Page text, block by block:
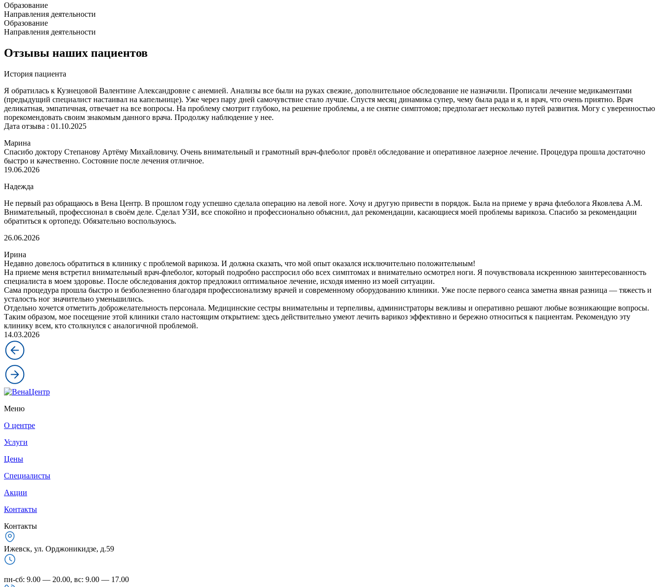
Образование
Направления деятельности
Образование
Направления деятельности
Отзывы наших пациентов
История пациента
Я обратилась к Кузнецовой Валентине Александровне с анемией. Анализы все были на руках свежие, дополнительное обследование не назначили. Прописали лечение медикаментами
(предыдущий специалист настаивал на капельнице). Уже через пару дней самочувствие стало лучше. Спустя месяц динамика супер, чему была рада и я, и врач, что очень приятно. Врач
деликатная, эмпатичная, отвечает на все вопросы. На проблему смотрит глубоко, на решение проблемы, а не снятие симптомов; предполагает несколько путей развития. Могу с уверенностью
порекомендовать своим знакомым данного врача. Продолжу наблюдение у нее.
Дата отзыва : 01.10.2025
Марина
Спасибо доктору Степанову Артёму Михайловичу. Очень внимательный и грамотный врач-флеболог провёл обследование и оперативное лазерное лечение. Процедура прошла достаточно
быстро и качественно. Состояние после лечения отличное.
19.06.2026
Надежда
Не первый раз обращаюсь в Вена Центр. В прошлом году успешно сделала операцию на левой ноге. Хочу и другую привести в порядок. Была на приеме у врача флеболога Яковлева А.М.
Внимательный, профессионал в своём деле. Сделал УЗИ, все спокойно и профессионально объяснил, дал рекомендации, касающиеся моей проблемы варикоза. Спасибо за рекомендации
обратиться к ортопеду. Обязательно воспользуюсь.
26.06.2026
Ирина
Недавно довелось обратиться в клинику с проблемой варикоза. И должна сказать, что мой опыт оказался исключительно положительным!
На приеме меня встретил внимательный врач-флеболог, который подробно расспросил обо всех симптомах и внимательно осмотрел ноги. Я почувствовала искреннюю заинтересованность
специалиста в моем здоровье. После обследования доктор предложил оптимальное лечение, исходя именно из моей ситуации.
Сама процедура прошла быстро и безболезненно благодаря профессионализму врачей и современному оборудованию клиники. Уже после первого сеанса заметна явная разница — тяжесть и
усталость ног значительно уменьшились.
Отдельно хочется отметить доброжелательность персонала. Медицинские сестры внимательны и терпеливы, администраторы вежливы и оперативно решают любые возникающие вопросы.
Таким образом, мое посещение этой клиники стало настоящим открытием: здесь действительно умеют лечить варикоз эффективно и бережно относиться к пациентам. Рекомендую эту
клинику всем, кто столкнулся с аналогичной проблемой.
14.03.2026
Меню
О центре
Услуги
Цены
Специалисты
Акции
Контакты
Контакты
Ижевск, ул. Орджоникидзе, д.59
пн-сб: 9.00 — 20.00, вс: 9.00 — 17.00